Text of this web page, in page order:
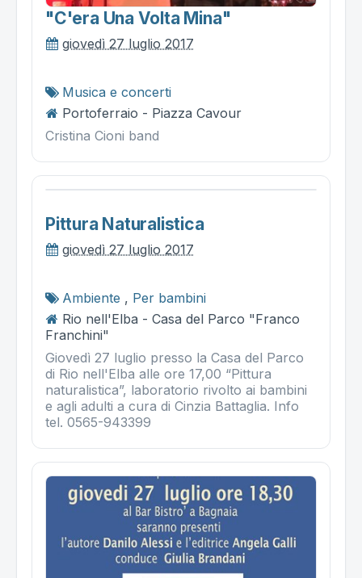
"c'era Una Volta Mina"
giovedì 27 luglio 2017
Musica e concerti
Portoferraio - Piazza Cavour
Cristina Cioni band
Pittura Naturalistica
giovedì 27 luglio 2017
Ambiente , Per bambini
Rio nell'Elba - Casa del Parco "Franco
Franchini"
Giovedì 27 luglio presso la Casa del Parco
di Rio nell'Elba alle ore 17,00 “Pittura
naturalistica”, laboratorio rivolto ai bambini
e agli adulti a cura di Cinzia Battaglia. Info
tel. 0565-943399